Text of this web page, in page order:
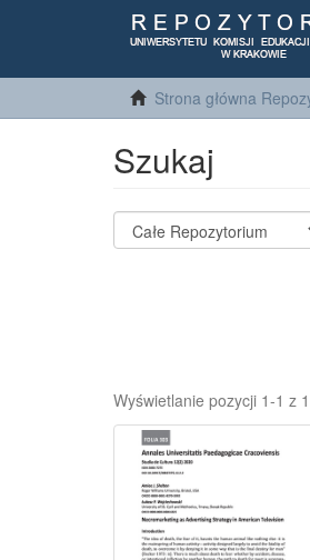
Strona główna
Szukaj
Wyświetlanie pozycji 1-1 z 1